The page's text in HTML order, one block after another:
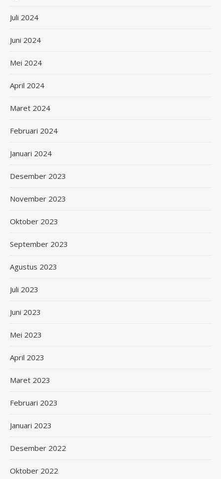
Juli 2024
Juni 2024
Mei 2024
April 2024
Maret 2024
Februari 2024
Januari 2024
Desember 2023
November 2023
Oktober 2023
September 2023
Agustus 2023
Juli 2023
Juni 2023
Mei 2023
April 2023
Maret 2023
Februari 2023
Januari 2023
Desember 2022
Oktober 2022